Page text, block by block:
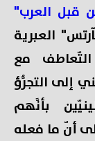
قبل العرب"
العبرية
مع
إلى التجرُّؤ
بأنَّهم
أنّ ما فعله